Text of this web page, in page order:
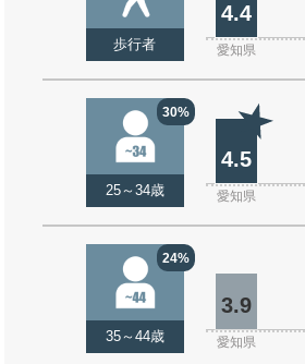
歩行者
4.4
愛知県
30%
25～34歳
4.5
愛知県
24%
35～44歳
3.9
愛知県